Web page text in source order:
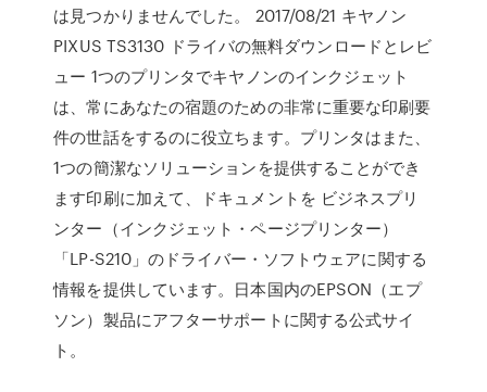
は見つかりませんでした。 2017/08/21 キヤノン
PIXUS TS3130 ドライバの無料ダウンロードとレビ
ュー 1つのプリンタでキヤノンのインクジェット
は、常にあなたの宿題のための非常に重要な印刷要
件の世話をするのに役立ちます。プリンタはまた、
1つの簡潔なソリューションを提供することができ
ます印刷に加えて、ドキュメントを ビジネスプリ
ンター（インクジェット・ページプリンター）
「LP-S210」のドライバー・ソフトウェアに関する
情報を提供しています。日本国内のEPSON（エプ
ソン）製品にアフターサポートに関する公式サイ
ト。